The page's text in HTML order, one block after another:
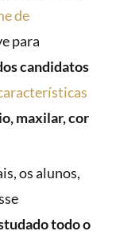
de
para
candidatos
maxilar, cor
os alunos,
todo o